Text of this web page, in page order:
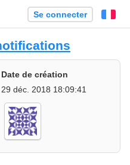
Se connecter
Date de création
29 déc. 2018 18:09:41